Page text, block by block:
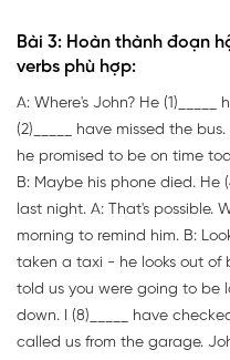
Bài 3: Hoàn thành đoạn
verbs phù hợp:
A: Where's John? He
(2)_____ have missed the
he promised to be on time
B: Maybe his phone died. He
last night. A: That's possible.
morning to remind him. B:
taken a taxi - he looks out of
told us you were going to be
down. I (8)_____ have
called us from the garage.